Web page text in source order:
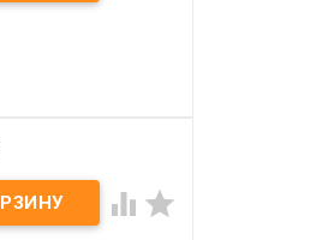
 